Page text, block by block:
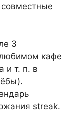
3
кафе
и т. п. в
streak.